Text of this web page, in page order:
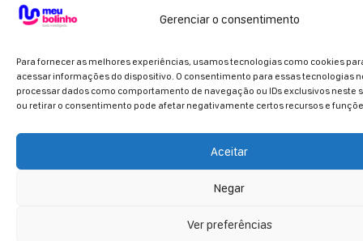
Gerenciar o consentimento
Para fornecer as melhores experiências, usamos tecnologias como cookies
acessar informações do dispositivo. O consentimento para essas tecnologias
processar dados como comportamento de navegação ou IDs exclusivos neste
ou retirar o consentimento pode afetar negativamente certos recursos e
Aceitar
Negar
Ver preferências